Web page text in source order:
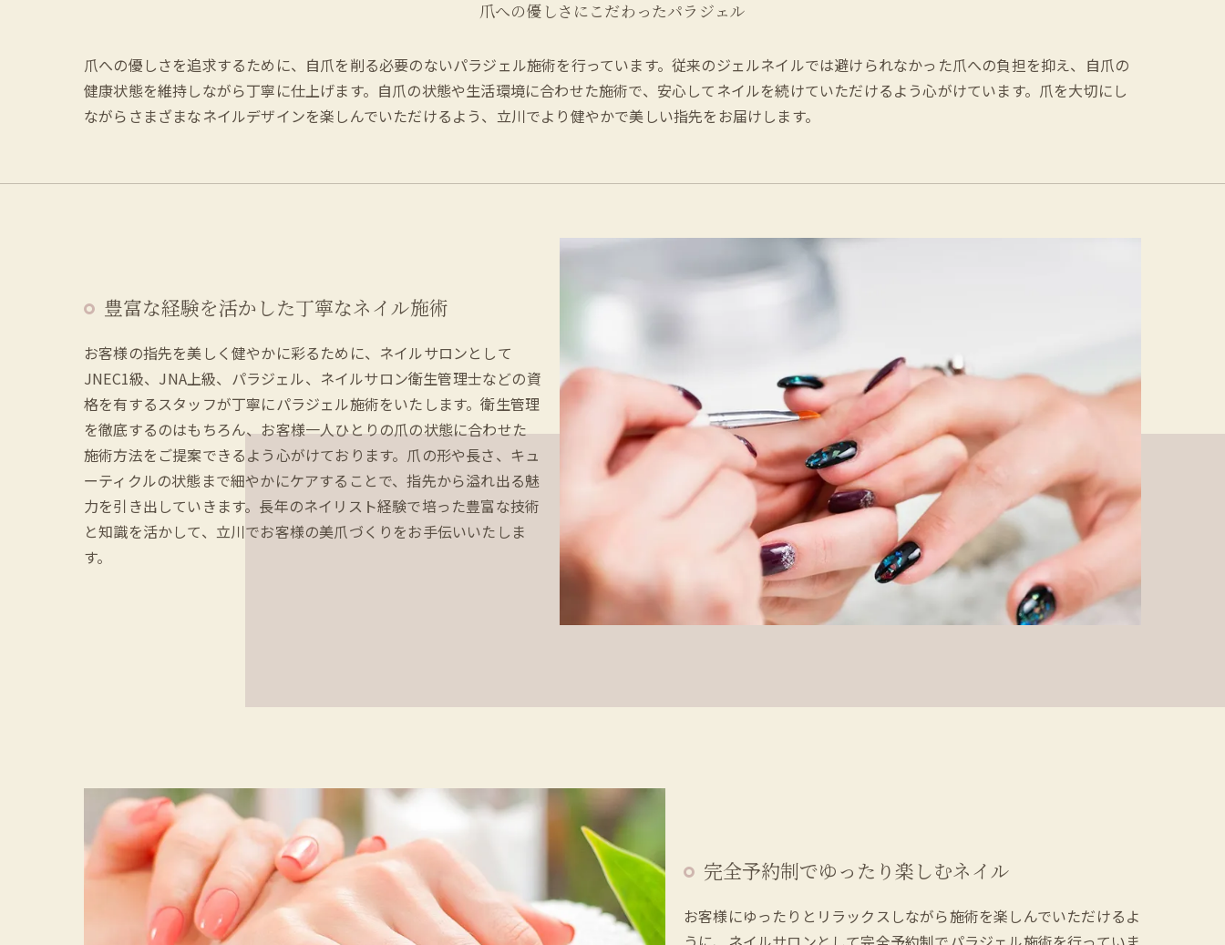
爪への優しさにこだわったパラジェル
爪への優しさを追求するために、自爪を削る必要のないパラジェル施術を行っています。従来のジェルネイルでは避けられなかった爪への負担を抑え、自爪の
健康状態を維持しながら丁寧に仕上げます。自爪の状態や生活環境に合わせた施術で、安心してネイルを続けていただけるよう心がけています。爪を大切にし
ながらさまざまなネイルデザインを楽しんでいただけるよう、立川でより健やかで美しい指先をお届けします。
豊富な経験を活かした丁寧なネイル施術
お客様の指先を美しく健やかに彩るために、ネイルサロンとして
JNEC1級、JNA上級、パラジェル、ネイルサロン衛生管理士などの資
格を有するスタッフが丁寧にパラジェル施術をいたします。衛生管理
を徹底するのはもちろん、お客様一人ひとりの爪の状態に合わせた
施術方法をご提案できるよう心がけております。爪の形や長さ、キュ
ーティクルの状態まで細やかにケアすることで、指先から溢れ出る魅
力を引き出していきます。長年のネイリスト経験で培った豊富な技術
と知識を活かして、立川でお客様の美爪づくりをお手伝いいたしま
す。
完全予約制でゆったり楽しむネイル
お客様にゆったりとリラックスしながら施術を楽しんでいただけるよ